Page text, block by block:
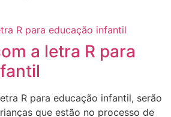
a letra R para
R para educação infantil, serão
que estão no processo de